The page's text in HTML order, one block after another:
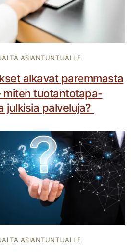
ASIANTUNTIJALLE
alkavat paremmasta
miten tuotantotapa-
julkisia palveluja?
ASIANTUNTIJALLE